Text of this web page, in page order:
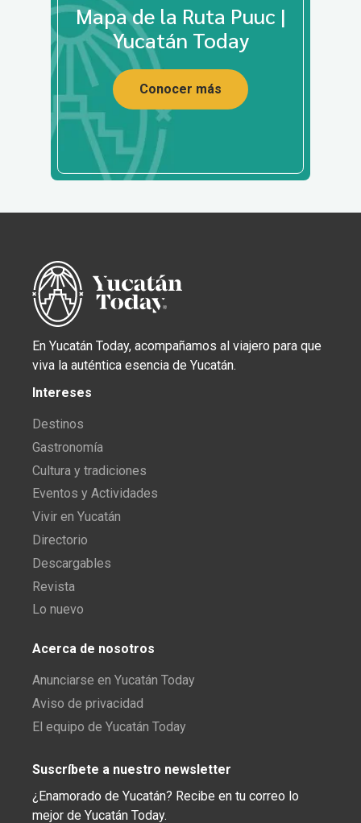
Mapa de la Ruta Puuc |
Yucatán Today
Conocer más
En Yucatán Today, acompañamos al viajero para que
viva la auténtica esencia de Yucatán.
Intereses
Destinos
Gastronomía
Cultura y tradiciones
Eventos y Actividades
Vivir en Yucatán
Directorio
Descargables
Revista
Lo nuevo
Acerca de nosotros
Anunciarse en Yucatán Today
Aviso de privacidad
El equipo de Yucatán Today
Suscríbete a nuestro newsletter
¿Enamorado de Yucatán? Recibe en tu correo lo
mejor de Yucatán Today.